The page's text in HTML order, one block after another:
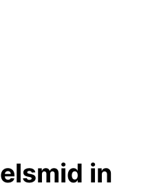
in